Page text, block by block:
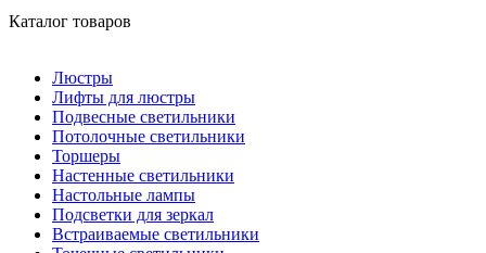
Каталог товаров
Люстры
Лифты для люстры
Подвесные светильники
Потолочные светильники
Торшеры
Настенные светильники
Настольные лампы
Подсветки для зеркал
Встраиваемые светильники